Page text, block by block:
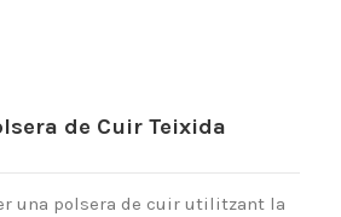
de Cuir Teixida
una polsera de cuir utilitzant la